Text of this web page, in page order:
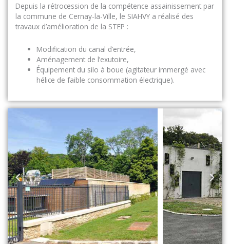
Depuis la rétrocession de la compétence assainissement par
la commune de Cernay-la-Ville, le SIAHVY a réalisé des
travaux d’amélioration de la STEP :
Modification du canal d’entrée,
Aménagement de l’exutoire,
Équipement du silo à boue (agitateur immergé avec
hélice de faible consommation électrique).